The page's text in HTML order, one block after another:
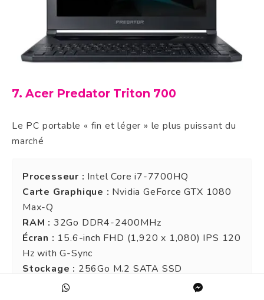
7. Acer Predator Triton 700
Le PC portable « fin et léger » le plus puissant du
marché
Processeur : Intel Core i7-7700HQ
Carte Graphique : Nvidia GeForce GTX 1080
Max-Q
RAM : 32Go DDR4-2400MHz
Écran : 15.6-inch FHD (1,920 x 1,080) IPS 120
Hz with G-Sync
Stockage : 256Go M.2 SATA SSD
Batterie :